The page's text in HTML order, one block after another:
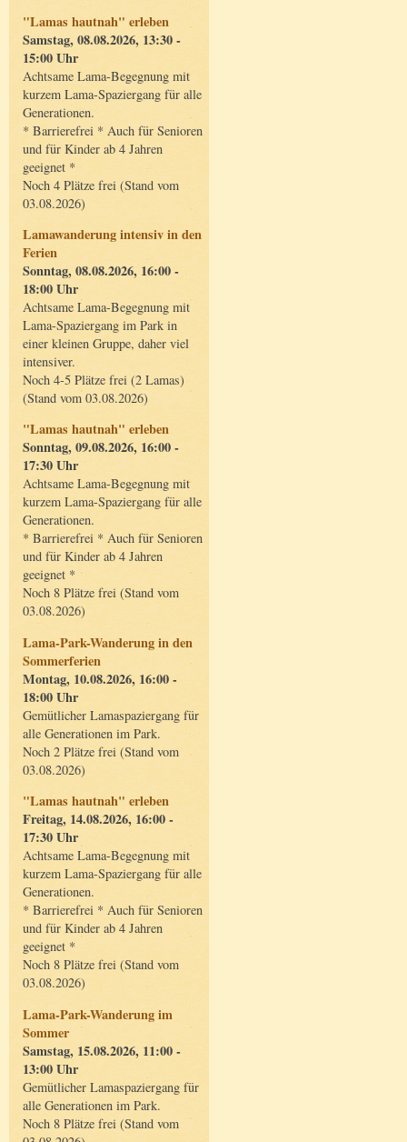
"Lamas hautnah" erleben
Samstag, 08.08.2026, 13:30 -
15:00 Uhr
Achtsame Lama-Begegnung mit
kurzem Lama-Spaziergang für alle
Generationen.
* Barrierefrei * Auch für Senioren
und für Kinder ab 4 Jahren
geeignet *
Noch 4 Plätze frei (Stand vom
03.08.2026)
Lamawanderung intensiv in den
Ferien
Sonntag, 08.08.2026, 16:00 -
18:00 Uhr
Achtsame Lama-Begegnung mit
Lama-Spaziergang im Park in
einer kleinen Gruppe, daher viel
intensiver.
Noch 4-5 Plätze frei (2 Lamas)
(Stand vom 03.08.2026)
"Lamas hautnah" erleben
Sonntag, 09.08.2026, 16:00 -
17:30 Uhr
Achtsame Lama-Begegnung mit
kurzem Lama-Spaziergang für alle
Generationen.
* Barrierefrei * Auch für Senioren
und für Kinder ab 4 Jahren
geeignet *
Noch 8 Plätze frei (Stand vom
03.08.2026)
Lama-Park-Wanderung in den
Sommerferien
Montag, 10.08.2026, 16:00 -
18:00 Uhr
Gemütlicher Lamaspaziergang für
alle Generationen im Park.
Noch 2 Plätze frei (Stand vom
03.08.2026)
"Lamas hautnah" erleben
Freitag, 14.08.2026, 16:00 -
17:30 Uhr
Achtsame Lama-Begegnung mit
kurzem Lama-Spaziergang für alle
Generationen.
* Barrierefrei * Auch für Senioren
und für Kinder ab 4 Jahren
geeignet *
Noch 8 Plätze frei (Stand vom
03.08.2026)
Lama-Park-Wanderung im
Sommer
Samstag, 15.08.2026, 11:00 -
13:00 Uhr
Gemütlicher Lamaspaziergang für
alle Generationen im Park.
Noch 8 Plätze frei (Stand vom